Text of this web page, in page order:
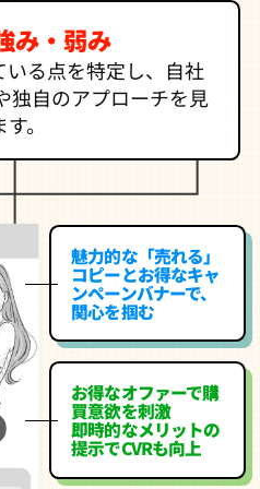
み・弱み
る点を特定し、自社
独自のアプローチを見
。
魅力的な「売れる」
コピーとお得なキャ
ンペーンバナーで、
関心を掴む
お得なオファーで購
買意欲を刺激
即時的なメリットの
提示でCVRも向上